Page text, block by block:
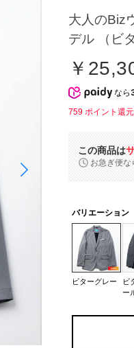
大人のBiz
デル （ビ
￥
なら
759 ポイント還元
この商品は
お急ぎ便な
バリエーション
ビターグレー
ビ
ー